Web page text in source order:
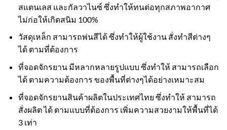
สแตนเลส และกัลวาไนซ์ ซึ่งทำให้ทนต่อทุกสภาพอากาศ
ไม่ก่อให้เกิดสนิม 100%
วัสดุเหล็ก สามารถพ่นสีได้ ซึ่งทำให้ผู้ใช้งาน สั่งทำสีต่างๆ
ได้ ตามที่ต้องการ
ที่จอดจักรยาน มีหลากหลายรูปแบบ ซึ่งทำให้ สามารถเลือก
ได้ ตามความต้องการ ของพื้นที่ต่างๆได้อย่างเหมาะสม
ที่จอดจักรยานสินค้าผลิตในประเทศไทย ซึ่งทำให้ สามารถ
สั่งผลิต ได้ ตามแบบที่ต้องการ เพิ่มความสวยงามให้พื้นที่ได้
3 เท่า